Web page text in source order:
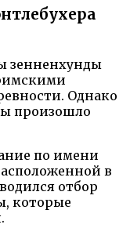
зенненхунды
Однако
произошло
по имени
в
отбор
которые